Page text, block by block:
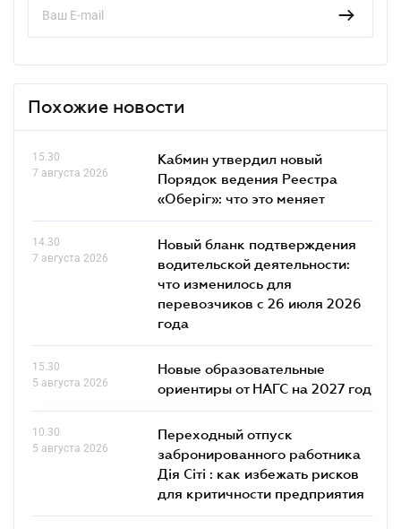
Похожие новости
15.30
7 августа 2026
Кабмин утвердил новый
Порядок ведения Реестра
«Оберіг»: что это меняет
14.30
7 августа 2026
Новый бланк подтверждения
водительской деятельности:
что изменилось для
перевозчиков с 26 июля 2026
года
15.30
5 августа 2026
Новые образовательные
ориентиры от НАГС на 2027 год
10.30
5 августа 2026
Переходный отпуск
забронированного работника
Дія Сіті : как избежать рисков
для критичности предприятия